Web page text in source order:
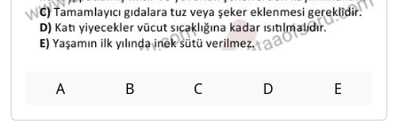
A B C D E